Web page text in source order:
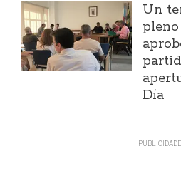
Un
Día